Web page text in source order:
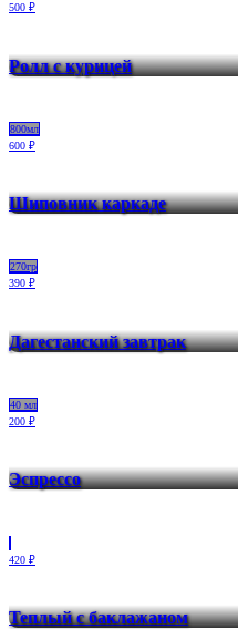
500 ₽
Ролл с курицей
800мл
600 ₽
Шиповник каркаде
270гр
390 ₽
Дагестанский завтрак
40 мл
200 ₽
Эспрессо
420 ₽
Теплый с баклажаном